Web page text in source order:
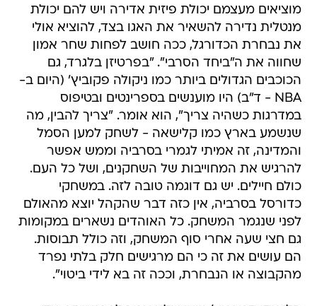
מוציאים מעצמם יכולת פיזית אדירה ויש להם יכולת
מנטלית נדירה להשאיר את האגו בצד, להוציא אולי
את נבחרת הכדורגל, ככה חושב לפחות שחר אמון
שחווה את ה"ביחד הסרבי". "בפרטיזן בלגרד, גם
הכוכבים הגדולים ביותר כמו ניקולה פקוביץ' (היום ב-
NBA - ד"ב) היו מוענשים בספרינטים ובטיפוס
במדרגות כשהיה צריך", הוא אומר. "צריך להבין, מה
שנשמע בארץ כמו קלישאה - לשחק למען הסמל
והמדינה, זה אמיתי לגמרי בסרביה וממש אפשר
להרגיש את המחוייבות של השחקנים, ושל כל העם.
כולם חיילים. יש גם דוגמה טובה לזה. במשחקי
כדורסל בסרביה, אין כזה דבר שהקהל יוצא מהאולם
לפני שנגמר המשחק. כל האוהדים נשארים במקומות
גם חצי שעה אחרי סוף המשחק, וזה כולל תבוסות.
הם עושים את זה כי הם מרגישים חלק בלתי נפרד
מהקבוצה או הנבחרת, וככה זה בא לידי ביטוי".